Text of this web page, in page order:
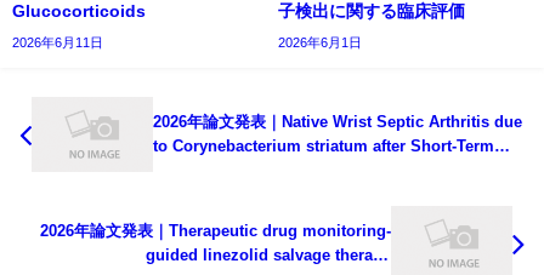
Glucocorticoids
2026年6月11日
子検出に関する臨床評価
2026年6月1日
2026年論文発表｜Native Wrist Septic Arthritis due
to Corynebacterium striatum after Short-Term
2026年論文発表｜Therapeutic drug monitoring-
guided linezolid salvage therapy